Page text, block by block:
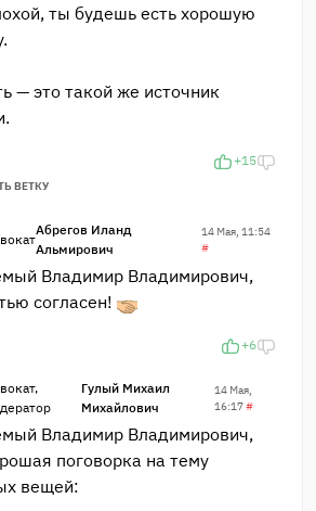
ты будешь есть хорошую
— это такой же источник
+15
ВЕТКУ
Абрегов Иланд
Альмирович
14 Мая, 11:54
#
Владимир Владимирович,
согласен!
+6
Гулый Михаил
Михайлович
14 Мая,
16:17#
Владимир Владимирович,
поговорка на тему
вещей: